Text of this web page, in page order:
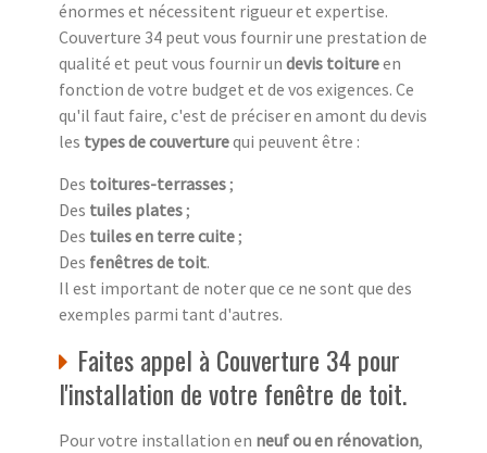
énormes et nécessitent rigueur et expertise.
Couverture 34 peut vous fournir une prestation de
qualité et peut vous fournir un devis toitureen
fonction de votre budget et de vos exigences. Ce
qu'il faut faire, c'est de préciser en amont du devis
les types de couverturequi peuvent être :
Des toitures-terrasses;
Des tuiles plates;
Des tuiles en terre cuite;
Des fenêtres de toit.
Il est important de noter que ce ne sont que des
exemples parmi tant d'autres.
Faites appel à Couverture 34 pour
l'installation de votre fenêtre de toit.
Pour votre installation en neuf ou en rénovation,